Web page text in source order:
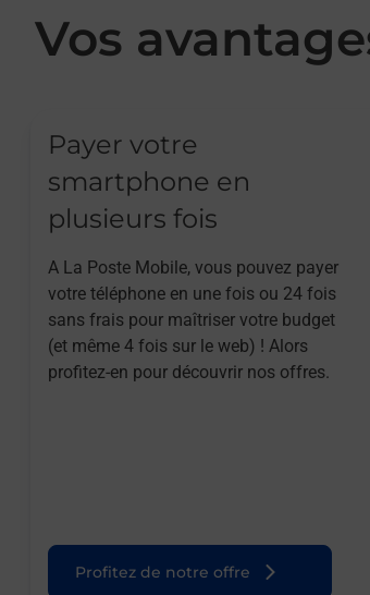
Vos
Payer votre
smartphone en
plusieurs fois
A La Poste Mobile, vous pouvez payer
votre téléphone en une fois ou 24 fois
sans frais pour maîtriser votre budget
(et même 4 fois sur le web) ! Alors
profitez-en pour découvrir nos offres.
Profitez de notre offre